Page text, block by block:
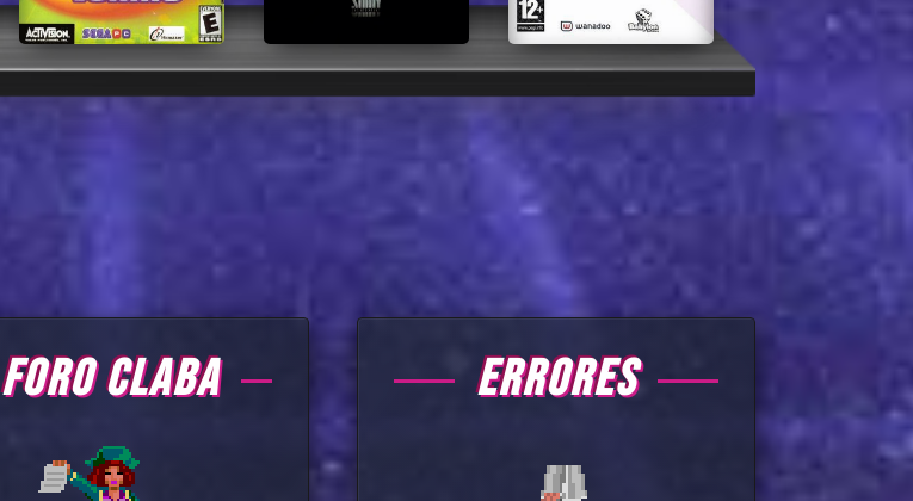
FORO CLABA ERRORES